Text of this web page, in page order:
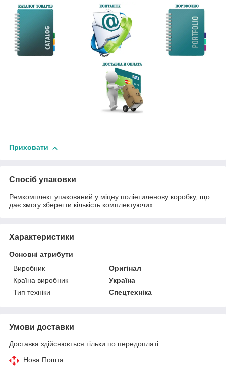
Приховати
Спосіб упаковки
Ремкомплект упакований у міцну поліетиленову коробку, що
дає змогу зберегти кількість комплектуючих.
Характеристики
Основні атрибути
Виробник
Оригінал
Країна виробник
Україна
Тип техніки
Спецтехніка
Умови доставки
Доставка здійснюється тільки по передоплаті.
Нова Пошта